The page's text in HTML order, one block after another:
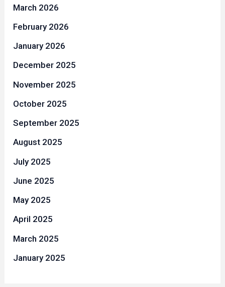
March 2026
February 2026
January 2026
December 2025
November 2025
October 2025
September 2025
August 2025
July 2025
June 2025
May 2025
April 2025
March 2025
January 2025